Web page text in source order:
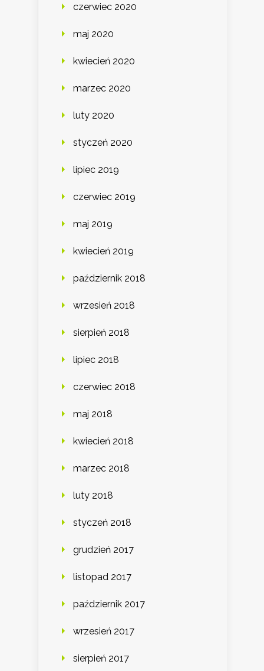
czerwiec 2020
maj 2020
kwiecień 2020
marzec 2020
luty 2020
styczeń 2020
lipiec 2019
czerwiec 2019
maj 2019
kwiecień 2019
październik 2018
wrzesień 2018
sierpień 2018
lipiec 2018
czerwiec 2018
maj 2018
kwiecień 2018
marzec 2018
luty 2018
styczeń 2018
grudzień 2017
listopad 2017
październik 2017
wrzesień 2017
sierpień 2017